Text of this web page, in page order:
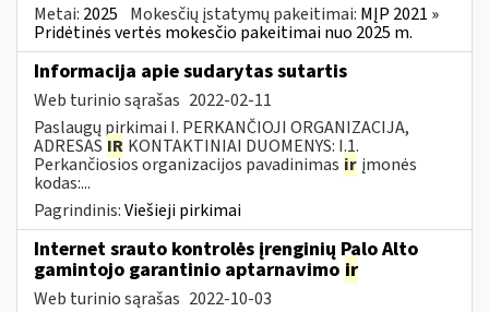
Metai: 2025 Mokesčių įstatymų pakeitimai: MĮP 2021 »
Pridėtinės vertės mokesčio pakeitimai nuo 2025 m.
Informacija apie sudarytas sutartis
Web turinio sąrašas 2022-02-11
Paslaugų pirkimai I. PERKANČIOJI ORGANIZACIJA,
ADRESAS IR KONTAKTINIAI DUOMENYS: I.1.
Perkančiosios organizacijos pavadinimas ir įmonės
kodas:...
Pagrindinis:Viešieji pirkimai
Internet srauto kontrolės įrenginių Palo Alto
gamintojo garantinio aptarnavimo ir
Web turinio sąrašas 2022-10-03